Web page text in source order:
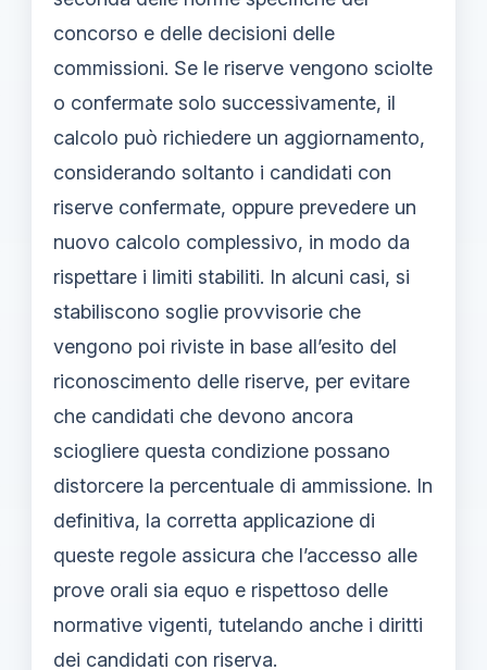
concorso e delle decisioni delle
commissioni. Se le riserve vengono sciolte
o confermate solo successivamente, il
calcolo può richiedere un aggiornamento,
considerando soltanto i candidati con
riserve confermate, oppure prevedere un
nuovo calcolo complessivo, in modo da
rispettare i limiti stabiliti. In alcuni casi, si
stabiliscono soglie provvisorie che
vengono poi riviste in base all’esito del
riconoscimento delle riserve, per evitare
che candidati che devono ancora
sciogliere questa condizione possano
distorcere la percentuale di ammissione. In
definitiva, la corretta applicazione di
queste regole assicura che l’accesso alle
prove orali sia equo e rispettoso delle
normative vigenti, tutelando anche i diritti
dei candidati con riserva.